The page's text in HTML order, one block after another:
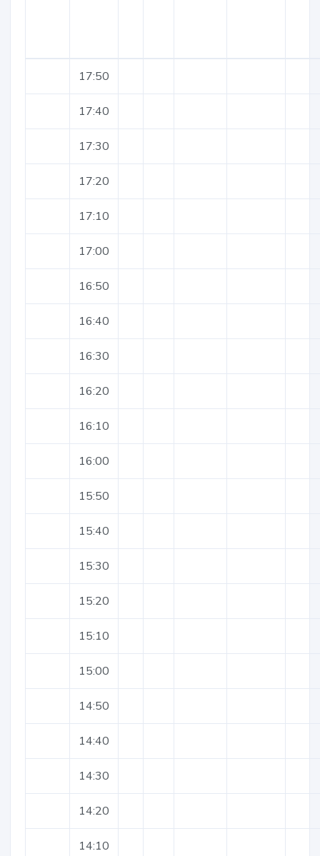
17:50
17:40
17:30
17:20
17:10
17:00
16:50
16:40
16:30
16:20
16:10
16:00
15:50
15:40
15:30
15:20
15:10
15:00
14:50
14:40
14:30
14:20
14:10